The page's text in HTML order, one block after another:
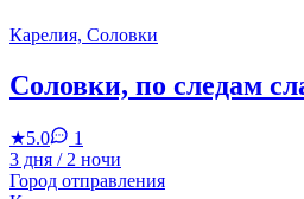
Карелия, Соловки
Соловки, по следам
★5.0
1
3 дня / 2 ночи
Город отправления